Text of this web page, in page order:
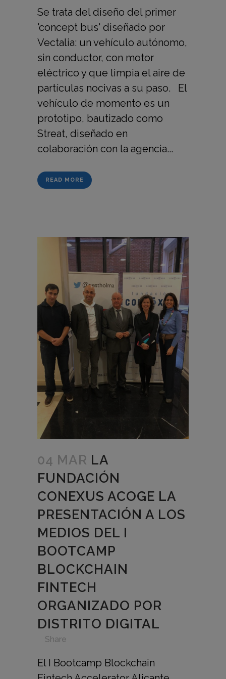
Se trata del diseño del primer
'concept bus' diseñado por
Vectalia: un vehículo autónomo,
sin conductor, con motor
eléctrico y que limpia el aire de
partículas nocivas a su paso. El
vehículo de momento es un
prototipo, bautizado como
Streat, diseñado en
colaboración con la agencia...
READ MORE
04 MAR LA
FUNDACIÓN
CONEXUS ACOGE LA
PRESENTACIÓN A LOS
MEDIOS DEL I
BOOTCAMP
BLOCKCHAIN
FINTECH
ORGANIZADO POR
DISTRITO DIGITAL
Share
El I Bootcamp Blockchain